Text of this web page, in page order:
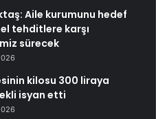
Aile kurumunu hedef
tehditlere karşı
sürecek
kilosu 300 liraya
isyan etti